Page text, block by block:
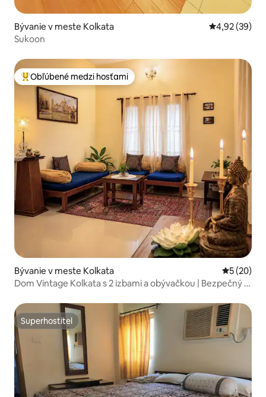
Bývanie v meste Kolkata Priemerné
4,92 (39)
Sukoon
Najobľúbenejšie medzi hosťami
Obľúbené medzi hosťami
Bývanie v meste Kolkata
5 (20)
Dom Vintage Kolkata s 2 izbami a obývačkou | Bezpečný a
Superhostiteľ
Superhostiteľ